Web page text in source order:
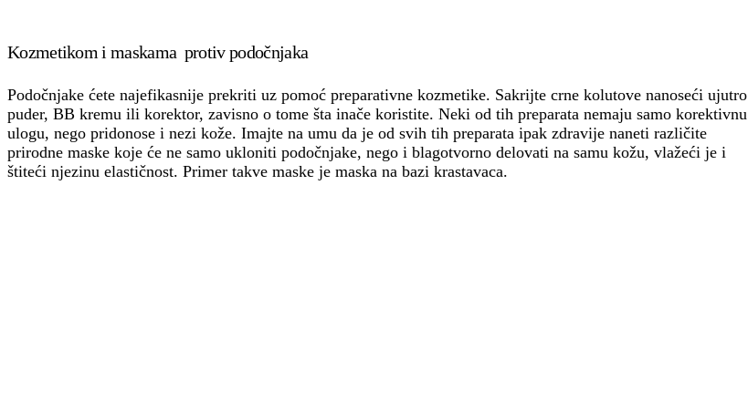
Kozmetikom i maskama protiv podočnjaka
Podočnjake ćete najefikasnije prekriti uz pomoć preparativne kozmetike. Sakrijte crne kolutove nanoseći ujutro
puder, BB kremu ili korektor, zavisno o tome šta inače koristite. Neki od tih preparata nemaju samo korektivnu
ulogu, nego pridonose i nezi kože. Imajte na umu da je od svih tih preparata ipak zdravije naneti različite
prirodne maske koje će ne samo ukloniti podočnjake, nego i blagotvorno delovati na samu kožu, vlažeći je i
štiteći njezinu elastičnost. Primer takve maske je maska na bazi krastavaca.